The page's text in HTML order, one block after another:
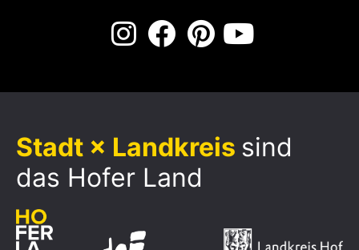
Stadt × Landkreis sind
das Hofer Land